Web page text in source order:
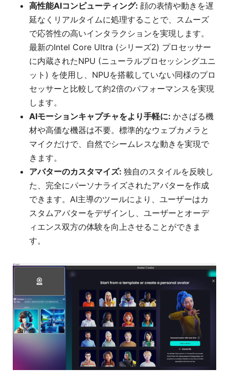
高性能AIコンピューティング: 顔の表情や動きを遅
延なくリアルタイムに処理することで、スムーズ
で応答性の高いインタラクションを実現します。
最新のIntel Core Ultra (シリーズ2) プロセッサー
に内蔵されたNPU (ニューラルプロセッシングユニ
ット) を使用し、NPUを搭載していない同様のプロ
セッサーと比較して約2倍のパフォーマンスを実現
します。
AIモーションキャプチャをより手軽に:かさばる機
材や高価な機器は不要。標準的なウェブカメラと
マイクだけで、自然でシームレスな動きを実現で
きます。
アバターのカスタマイズ:独自のスタイルを反映し
た、完全にパーソナライズされたアバターを作成
できます。AI主導のツールにより、ユーザーはカ
スタムアバターをデザインし、ユーザーとオーデ
ィエンス双方の体験を向上させることができま
す。